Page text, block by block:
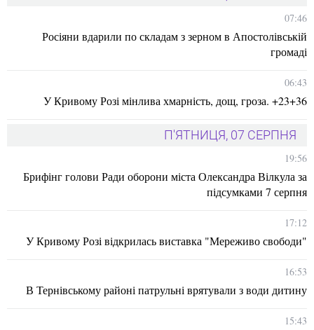
07:46
Росіяни вдарили по складам з зерном в Апостолівській
громаді
06:43
У Кривому Розі мінлива хмарність, дощ, гроза. +23+36
П'ЯТНИЦЯ, 07 СЕРПНЯ
19:56
Брифінг голови Ради оборони міста Олександра Вілкула за
підсумками 7 серпня
17:12
У Кривому Розі відкрилась виставка "Мереживо свободи"
16:53
В Тернівському районі патрульні врятували з води дитину
15:43